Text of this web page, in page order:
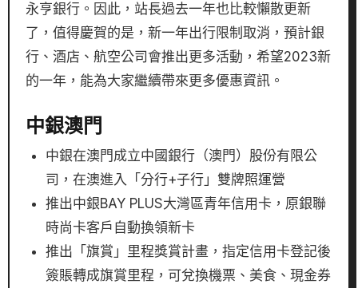
永亨銀行。因此，站長過去一年也比較懶散更新
了，值得慶賀的是，新一年出行限制取消，預計銀
行、酒店、航空公司會推出更多活動，希望2023新
的一年，能為大家繼續帶來更多優惠資訊。
中銀澳門
中銀在澳門成立中國銀行（澳門）股份有限公
司，在澳進入「分行+子行」雙牌照運營
推出中銀BAY PLUS大灣區青年信用卡，原銀聯
時尚卡客戶自動換領新卡
推出「旗賞」里程獎賞計畫，指定信用卡登記後
簽賬轉成旗賞里程，可兌換機票、美食、現金券